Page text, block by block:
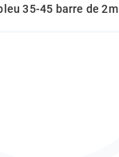
35-45 barre de 2m